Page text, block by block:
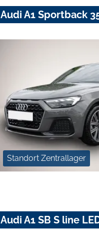
Audi A1 Sportback
Standort Zentrallager
Audi A1 SB S line